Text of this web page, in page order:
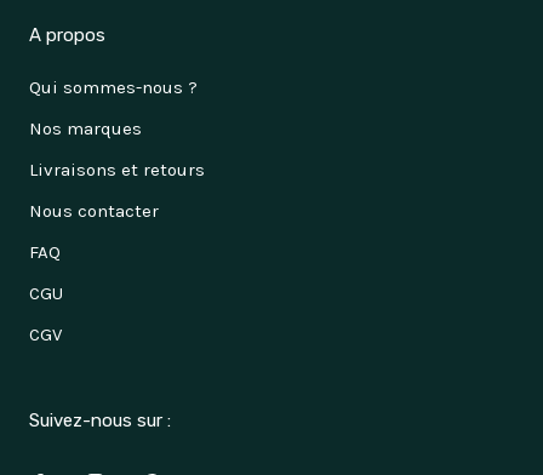
A propos
Qui sommes-nous ?
Nos marques
Livraisons et retours
Nous contacter
FAQ
CGU
CGV
Suivez-nous sur :